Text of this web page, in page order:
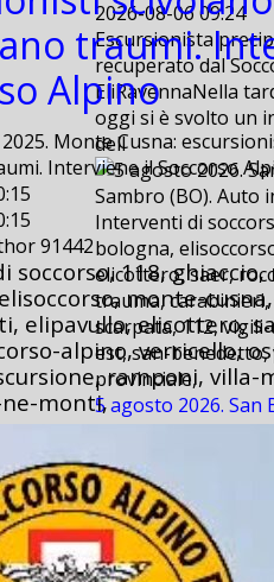
2026-08-06 09:24
Escursionista
recuperato dal
EliRavennaNella
oggi si è svolto un
dell
Interventi di
bologna,
elicottero, saer,
trauma,
scarpata, 112,
est, san-
provinciale,
5 agosto 2026. San
Sambro (BO). Auto
5 agosto 2026. San
Sambro (BO). Auto
2026-08-06 09:20
2026-08-06 09:20
E’ successo ieri,
traumi.
Alpino
Monte Cusna:
Interviene il Soccorso
91442
soccorso, 118, ghiaccio,
monte-
elipavullo, elicottero,
alpino, verricello,
ramponi, villa-
monti,